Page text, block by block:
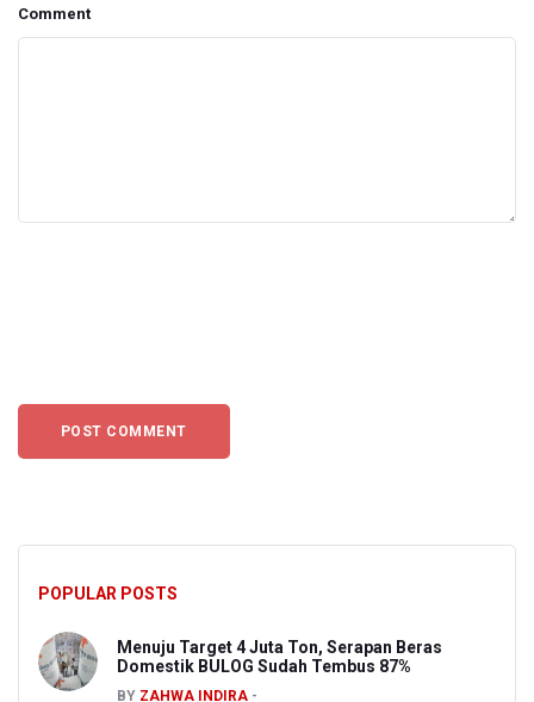
Comment
POPULAR POSTS
Menuju Target 4 Juta Ton, Serapan Beras
Domestik BULOG Sudah Tembus 87%
BY ZAHWA INDIRA